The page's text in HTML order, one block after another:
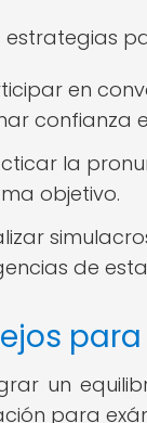
estrategias
en
confianza
la
objetivo.
de
un
para